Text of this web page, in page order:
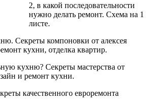
2, в какой последовательности
нужно делать ремонт. Схема на 1
листе.
Секреты компоновки от алексея
кухни, отделка квартир.
кухню? Секреты мастерства от
и ремонт кухни.
качественного евроремонта